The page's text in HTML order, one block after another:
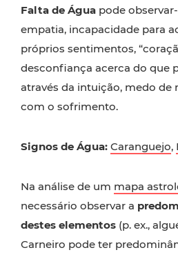
Falta de Água pode
empatia, incapacidade para
próprios sentimentos,
desconfiança acerca do que
através da intuição, medo de
com o sofrimento.
Signos de Água: Caranguejo,
Na análise de um mapa
necessário observar a
destes elementos (p. ex.,
Carneiro pode ter